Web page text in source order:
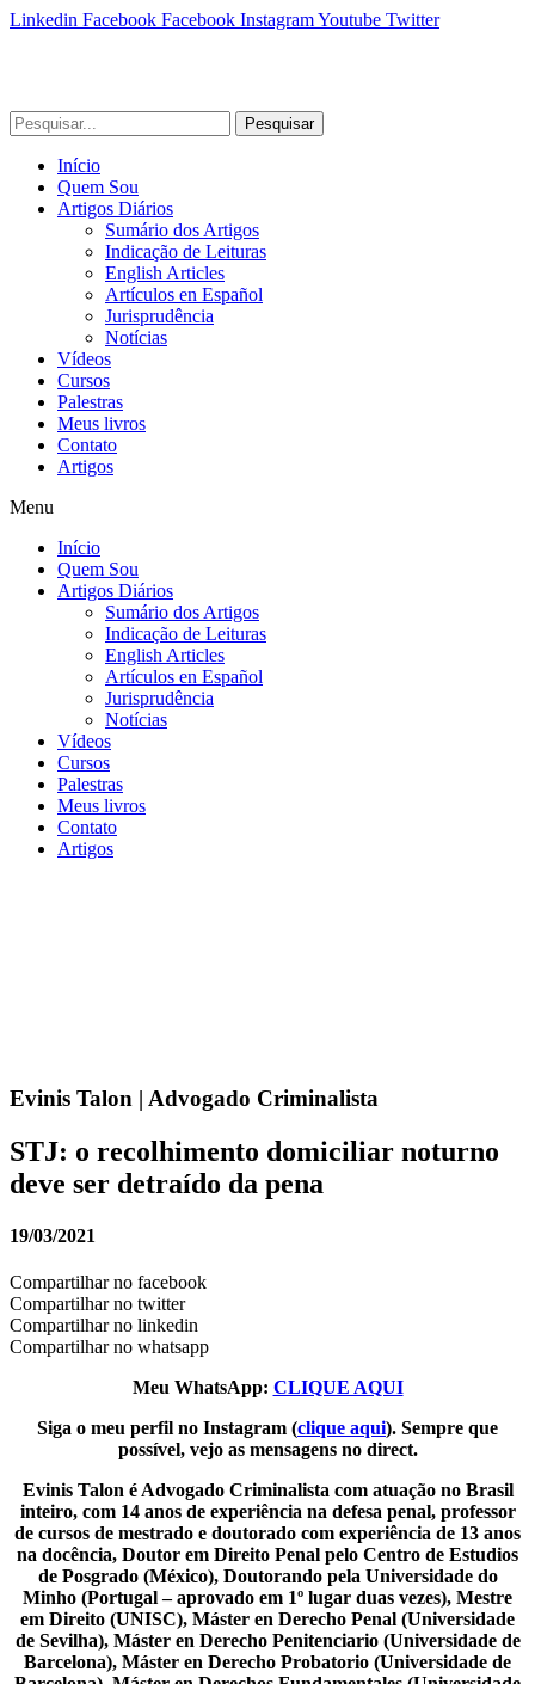
Linkedin Facebook Facebook InstagramYoutube Twitter
Pesquisar
Início
Quem Sou
Artigos Diários
Sumário dos Artigos
Indicação de Leituras
English Articles
Artículos en Español
Jurisprudência
Notícias
Vídeos
Cursos
Palestras
Meus livros
Contato
Artigos
Menu
Início
Quem Sou
Artigos Diários
Sumário dos Artigos
Indicação de Leituras
English Articles
Artículos en Español
Jurisprudência
Notícias
Vídeos
Cursos
Palestras
Meus livros
Contato
Artigos
Evinis Talon | Advogado Criminalista
STJ: o recolhimento domiciliar noturno
deve ser detraído da pena
19/03/2021
Compartilhar no facebook
Compartilhar no twitter
Compartilhar no linkedin
Compartilhar no whatsapp
Meu WhatsApp: CLIQUE AQUI
Siga o meu perfil no Instagram (clique aqui). Sempre que
possível, vejo as mensagens no direct.
Evinis Talon é Advogado Criminalista com atuação no Brasil
inteiro, com 14 anos de experiência na defesa penal, professor
de cursos de mestrado e doutorado com experiência de 13 anos
na docência, Doutor em Direito Penal pelo Centro de Estudios
de Posgrado (México), Doutorando pela Universidade do
Minho (Portugal – aprovado em 1º lugar duas vezes), Mestre
em Direito (UNISC), Máster en Derecho Penal (Universidade
de Sevilha), Máster en Derecho Penitenciario (Universidade de
Barcelona), Máster en Derecho Probatorio (Universidade de